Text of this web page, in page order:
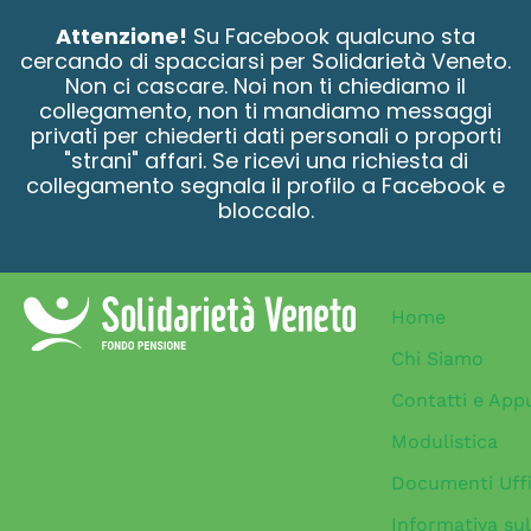
Attenzione! Su Facebook qualcuno sta
cercando di spacciarsi per Solidarietà Veneto.
Non ci cascare. Noi non ti chiediamo il
collegamento, non ti mandiamo messaggi
privati per chiederti dati personali o proporti
"strani" affari. Se ricevi una richiesta di
collegamento segnala il profilo a Facebook e
bloccalo.
Home
Chi Siamo
Contatti e
Modulistica
Documenti
Informativa